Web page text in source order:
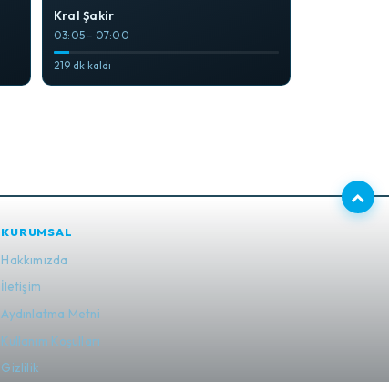
Kral Şakir
03:05 – 07:00
219 dk kaldı
KURUMSAL
Hakkımızda
İletişim
Aydınlatma Metni
Kullanım Koşulları
Gizlilik